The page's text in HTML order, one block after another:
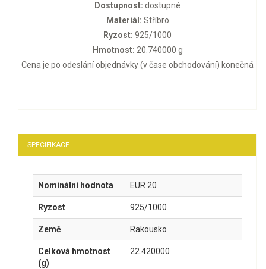
Dostupnost: dostupné
Materiál: Stříbro
Ryzost: 925/1000
Hmotnost: 20.740000 g
Cena je po odeslání objednávky (v čase obchodování) konečná
SPECIFIKACE
Nominální hodnota EUR 20
Ryzost 925/1000
Země Rakousko
Celková hmotnost
(g)
22.420000